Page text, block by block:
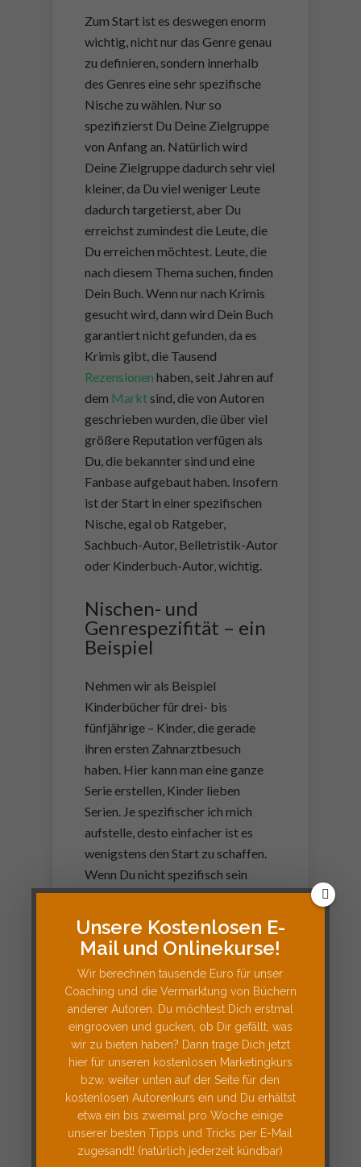
Zum Start ist es deswegen enorm
wichtig, nicht nur das Genre genau
zu definieren, sondern innerhalb
des Genres eine sehr spezifische
Nische zu wählen. Nur so
spezifizierst Du Deine Zielgruppe
von Anfang an. Natürlich wird
Deine Zielgruppe dadurch sehr viel
kleiner, da Du viel weniger Leute
dadurch targetierst, aber Du
erreichst zumindest die Leute, die
Du erreichen möchtest. Leute, die
nach diesem Thema suchen, finden
Dein Buch. Wenn nur nach Krimis
gesucht wird, dann wird Dein Buch
garantiert nicht gefunden, da es
Krimis gibt, die Tausend
Rezensionen haben, seit Jahren auf
dem Markt sind, die von Autoren
geschrieben wurden, die über viel
größere Reputation verfügen als
Du, die bekannter sind und eine
Fanbase aufgebaut haben. Insofern
ist der Start in einer spezifischen
Nische, egal ob Ratgeber,
Sachbuch-Autor, Belletristik-Autor
oder Kinderbuch-Autor, wichtig.
Nischen- und
Genrespezifität – ein
Beispiel
Nehmen wir als Beispiel
Kinderbücher für drei- bis
fünfjährige – Kinder, die gerade
ihren ersten Zahnarztbesuch
haben. Hier kann man eine ganze
Serie erstellen, Kinder lieben
Serien. Je spezifischer ich mich
aufstelle, desto einfacher ist es
wenigstens den Start zu schaffen.
Wenn Du nicht spezifisch sein
möchtest, dann starte wenigstens
spezifisch und werde dann breiter.
Durch Deine Nischenauswahl und
Zielgruppen-Targetierungkannst
Du anschließend immernoch in die
Breite gehen. Somit hast Du dann
schon eine Fanbase aufgebaut, die
ohnehin Deine Bücher lesen. So
kannst Du Dich breiter aufstellen,
also immer mehr in die Breite
gehen und letztendlich dann den
ganz normalen Krimi schreiben, der
gar nicht mehr so spezifisch auf
Unsere Kostenlosen E-
Mail und Onlinekurse!
Wir berechnen tausende Euro für unser
Coaching und die Vermarktung von Büchern
anderer Autoren. Du möchtest Dich erstmal
eingrooven und gucken, ob Dir gefällt, was
wir zu bieten haben? Dann trage Dich jetzt
hier für unseren kostenlosen Marketingkurs
bzw. weiter unten auf der Seite für den
kostenlosen Autorenkurs ein und Du erhältst
etwa ein bis zweimal pro Woche einige
unserer besten Tipps und Tricks per E-Mail
zugesandt! (natürlich jederzeit kündbar)